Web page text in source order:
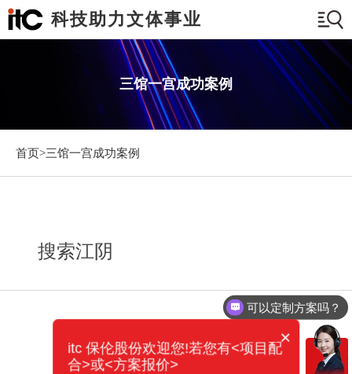
科技助力文体事业
三馆一宫成功案例
首页>三馆一宫成功案例
搜索江阴
可以定制方案吗？
×
itc 保伦股份欢迎您!若您有<项目配
合>或<方案报价>